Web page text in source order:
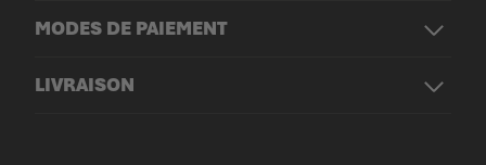
MODES DE PAIEMENT
LIVRAISON